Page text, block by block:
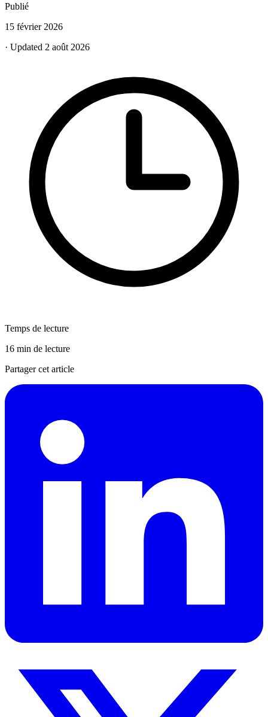
Publié
15 février 2026
· Updated 2 août 2026
Temps de lecture
16 min de lecture
Partager cet article